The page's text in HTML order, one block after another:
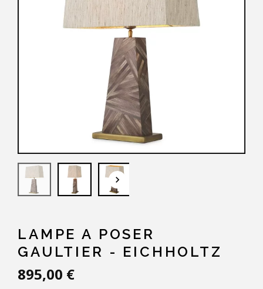
keyboard_arrow_down
LAMPE A POSER
GAULTIER - EICHHOLTZ
895,00 €